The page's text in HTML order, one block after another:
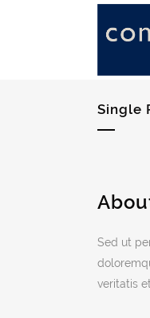
Single
Sed ut
veritatis